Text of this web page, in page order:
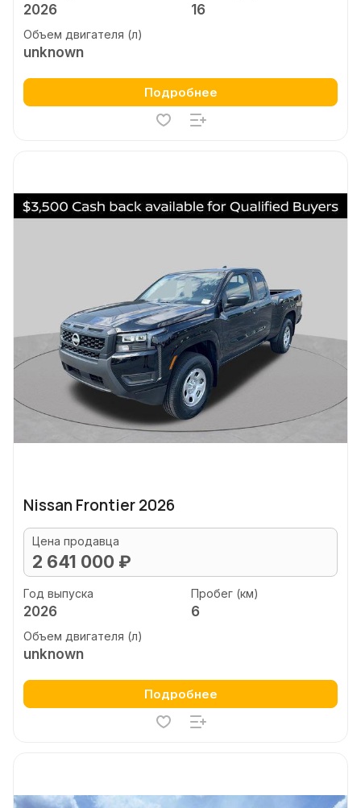
2026 16
Объем двигателя (л)
unknown
Подробнее
Nissan Frontier 2026
Цена продавца
2 641 000 ₽
Год выпуска
2026
Пробег (км)
6
Объем двигателя (л)
unknown
Подробнее